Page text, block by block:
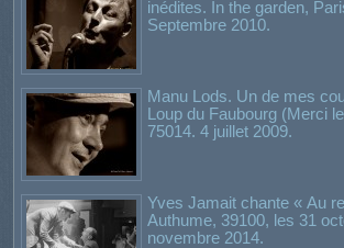
inédites. In the garden,
Septembre 2010.
Manu Lods. Un de mes
Loup du Faubourg (Merci
75014. 4 juillet 2009.
Yves Jamait chante « Au
Authume, 39100, les 31
novembre 2014.